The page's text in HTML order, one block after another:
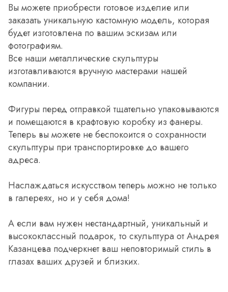
Вы можете приобрести готовое изделие или
заказать уникальную кастомную модель, которая
будет изготовлена по вашим эскизам или
фотографиям.
Все наши металлические скульптуры
изготавливаются вручную мастерами нашей
компании.
Фигуры перед отправкой тщательно упаковываются
и помещаются в крафтовую коробку из фанеры.
Теперь вы можете не беспокоится о сохранности
скульптуры при транспортировке до вашего
адреса.
Наслаждаться искусством теперь можно не только
в галереях, но и у себя дома!
А если вам нужен нестандартный, уникальный и
высококлассный подарок, то скульптура от Андрея
Казанцева подчеркнет ваш неповторимый стиль в
глазах ваших друзей и близких.